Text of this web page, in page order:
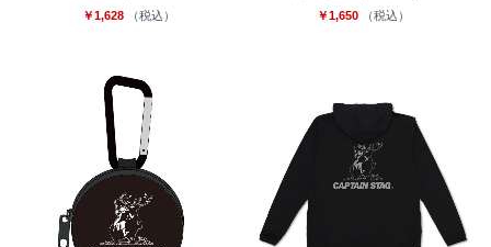
￥1,628 （税込） ￥1,650 （税込）